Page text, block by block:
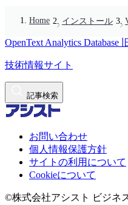
Home インストール
OpenText Analytics Database
技術情報サイト
記事検索
お問い合わせ
個人情報保護方針
サイトの利用について
Cookieについて
©株式会社アシスト ビジネ